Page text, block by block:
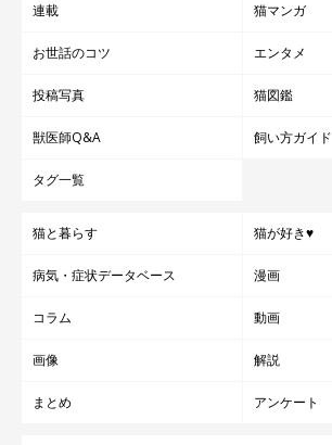
連載 猫マンガ
お世話のコツ エンタメ
投稿写真 猫図鑑
獣医師Q&A 飼い方ガイド
タグ一覧
猫と暮らす 猫が好き♥
病気・症状データベース 漫画
コラム 動画
画像 解説
まとめ アンケート